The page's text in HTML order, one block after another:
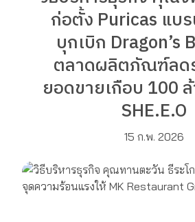
ก่อตั้ง Puricas แบ
บุกเบิก Dragon’s
ตลาดผลิตภัณฑ์ลด
ยอดขายเกือบ 100
SHE.E.O
15 ก.พ. 2026